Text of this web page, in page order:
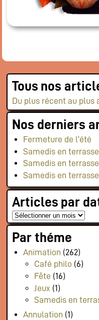
Flux RSS
Rapports et
Tous nos
Du plus récent au plus
Nos derniers
Fermeture de l’été
Samedis en
Samedis en
Samedis en
Articles par
Par théme
Animation (262)
Café philo (6)
Fête (16)
Jeux (1)
Samedis en
Annulation (1)